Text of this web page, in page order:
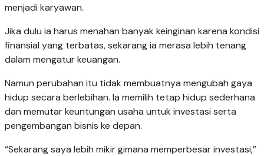
menjadi karyawan.
Jika dulu ia harus menahan banyak keinginan karena kondisi
finansial yang terbatas, sekarang ia merasa lebih tenang
dalam mengatur keuangan.
Namun perubahan itu tidak membuatnya mengubah gaya
hidup secara berlebihan. Ia memilih tetap hidup sederhana
dan memutar keuntungan usaha untuk investasi serta
pengembangan bisnis ke depan.
“Sekarang saya lebih mikir gimana memperbesar investasi,”